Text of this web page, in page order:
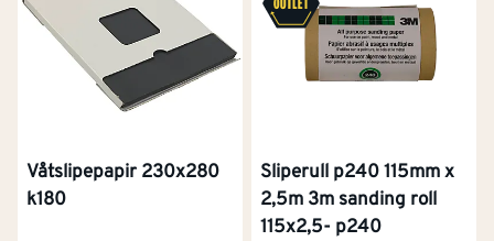
Våtslipepapir 230x280
k180
Sliperull p240 115mm x
2,5m 3m sanding roll
115x2,5- p240